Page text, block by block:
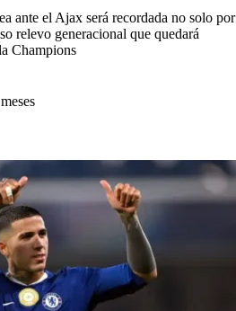
ante el Ajax será recordada no solo por
relevo generacional que quedará
Champions